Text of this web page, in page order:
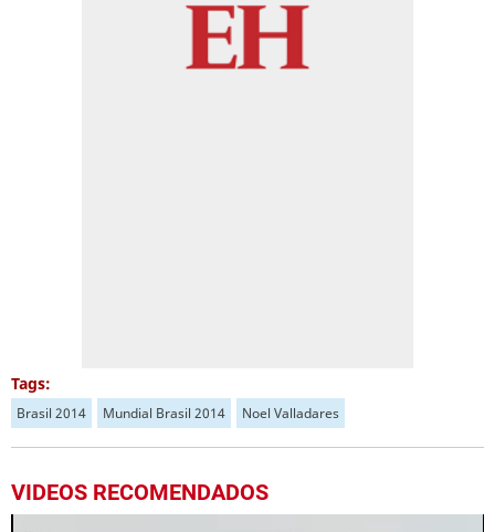
Tags:
Brasil 2014 Mundial Brasil 2014 Noel Valladares
VIDEOS RECOMENDADOS